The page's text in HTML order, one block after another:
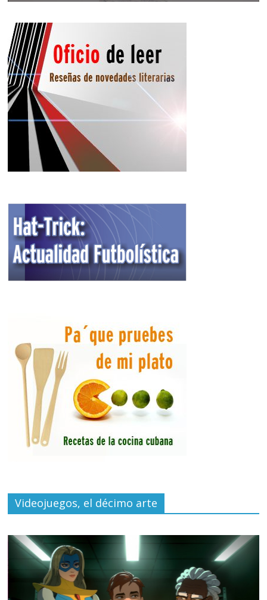
Videojuegos, el décimo arte